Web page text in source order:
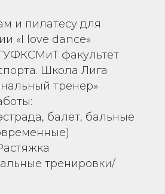
и пилатесу для
«I love dance»
факультет
Школа Лига
тренер»
балет, бальные
тренировки/